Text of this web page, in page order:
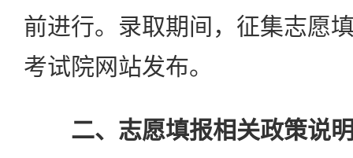
前进行。录取期间，征集志愿
考试院网站发布。
二、志愿填报相关政策说